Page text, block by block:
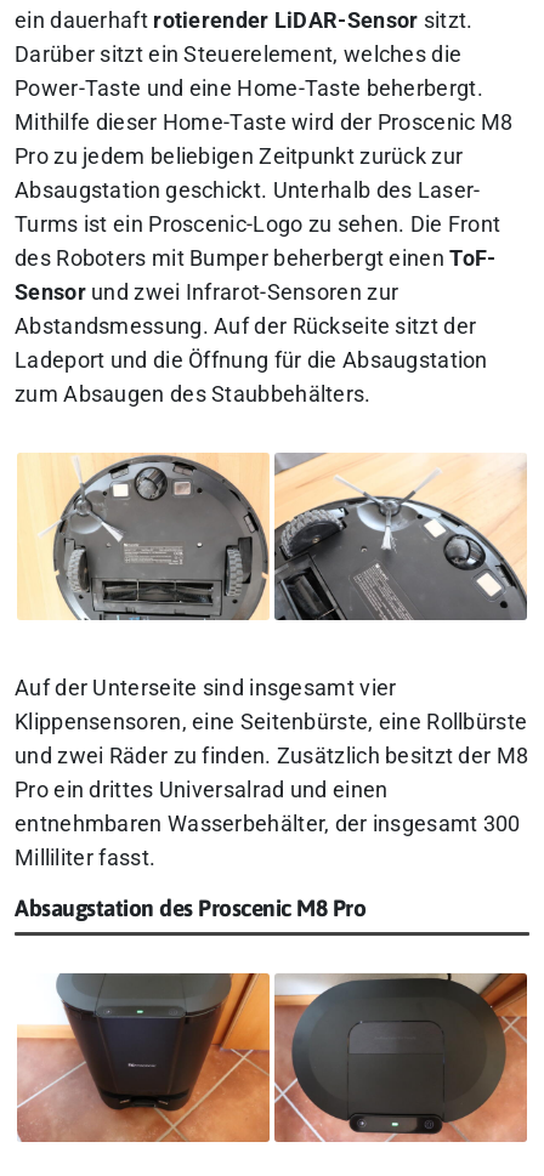
ein dauerhaft rotierender LiDAR-Sensor sitzt.
Darüber sitzt ein Steuerelement, welches die
Power-Taste und eine Home-Taste beherbergt.
Mithilfe dieser Home-Taste wird der Proscenic M8
Pro zu jedem beliebigen Zeitpunkt zurück zur
Absaugstation geschickt. Unterhalb des Laser-
Turms ist ein Proscenic-Logo zu sehen. Die Front
des Roboters mit Bumper beherbergt einenToF-
Sensorund zwei Infrarot-Sensoren zur
Abstandsmessung. Auf der Rückseite sitzt der
Ladeport und die Öffnung für die Absaugstation
zum Absaugen des Staubbehälters.
Auf der Unterseite sind insgesamt vier
Klippensensoren, eine Seitenbürste, eine Rollbürste
und zwei Räder zu finden. Zusätzlich besitzt der M8
Pro ein drittes Universalrad und einen
entnehmbaren Wasserbehälter, der insgesamt 300
Milliliter fasst.
Absaugstation des Proscenic M8 Pro